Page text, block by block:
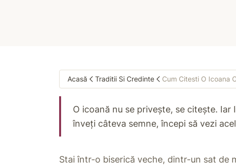
Acasă Traditii Si Credinte Cum Citesti O Icoana
O icoană nu se privește, se citește.
înveți câteva semne, începi să vezi
Stai într-o biserică veche, dintr-un sat de